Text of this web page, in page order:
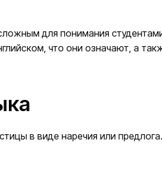
для понимания
что они означают, а
в виде наречия или